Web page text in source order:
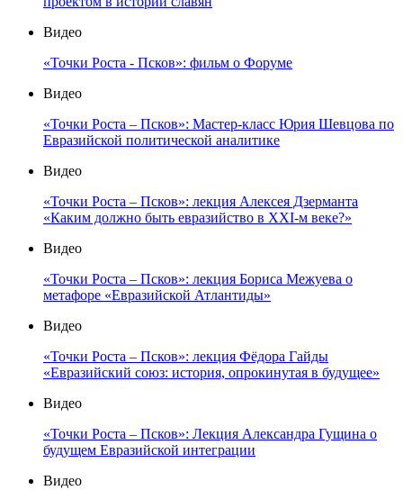
Видео
«Точки Роста - Псков»: фильм о Форуме
Видео
«Точки Роста – Псков»: Мастер-класс Юрия Шевцова по
Евразийской политической аналитике
Видео
«Точки Роста – Псков»: лекция Алексея Дзерманта
«Каким должно быть евразийство в XXI-м веке?»
Видео
«Точки Роста – Псков»: лекция Бориса Межуева о
метафоре «Евразийской Атлантиды»
Видео
«Точки Роста – Псков»: лекция Фёдора Гайды
«Евразийский союз: история, опрокинутая в будущее»
Видео
«Точки Роста – Псков»: Лекция Александра Гущина о
будущем Евразийской интеграции
Видео